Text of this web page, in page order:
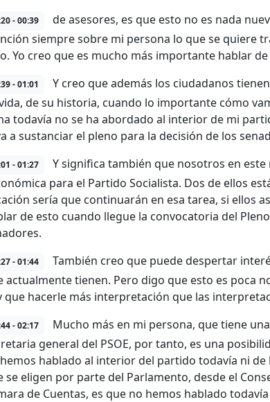
- 00:39
de asesores, es que esto no es nada
siempre sobre mi persona lo que se quiere
Yo creo que es mucho más importante hablar
- 01:01
Y creo que además los ciudadanos
de su historia, cuando lo importante cómo
todavía no se ha abordado al interior de mi
a sustanciar el pleno para la decisión de los
- 01:27
Y significa también que nosotros en
para el Partido Socialista. Dos de ellos
sería que continuarán en esa tarea, si ellos
de esto cuando llegue la convocatoria del
- 01:44
También creo que puede despertar
actualmente tienen. Pero digo que esto es poca
que hacerle más interpretación que las
- 02:17
Mucho más en mi persona, que tiene
general del PSOE, por tanto, es una
hablado al interior del partido todavía ni
se eligen por parte del Parlamento, desde el
de Cuentas, es que no hemos hablado